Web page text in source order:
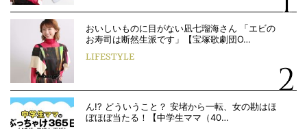
おいしいものに目がない凪七瑠海さん 「エビの
お寿司は断然生派です」【宝塚歌劇団O…
LIFESTYLE
ん!? どういうこと？ 安堵から一転、女の勘はほ
ぼほぼ当たる！【中学生ママ（40…